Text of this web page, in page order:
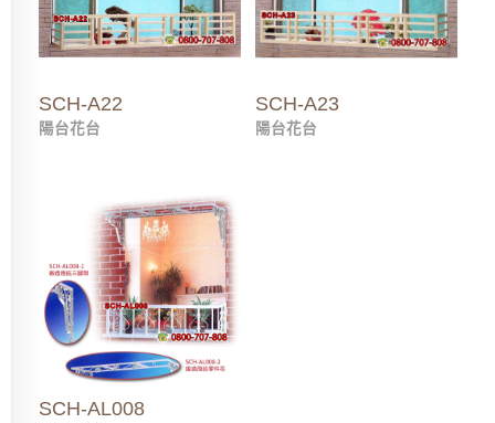
SCH-A22
陽台花台
SCH-A23
陽台花台
SCH-AL008